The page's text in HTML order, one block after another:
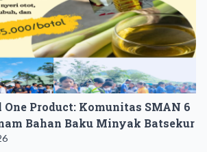
One Product: Komunitas SMAN 6
Bahan Baku Minyak Batsekur